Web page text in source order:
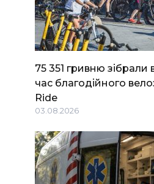
75 351 гривню зібрали
час благодійного
Ride
03.08.2026